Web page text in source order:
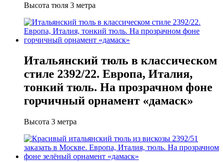
Высота тюля 3 метра
Итальянский тюль в классическом
стиле 2392/22. Европа, Италия,
тонкий тюль. На прозрачном фоне
горчичный орнамент «дамаск»
Высота 3 метра